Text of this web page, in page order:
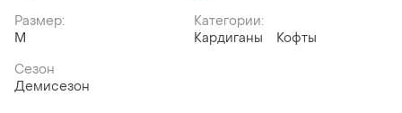
Размер:
M
Категории:
Кардиганы
Кофты
Сезон
Демисезон